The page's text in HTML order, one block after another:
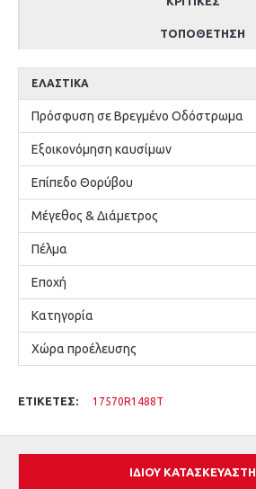
ΤΟΠΟΘΈΤΗΣΗ
ΕΛΑΣΤΙΚΆ
Πρόσφυση σε Βρεγμένο Οδόστρωμα
Εξοικονόμηση καυσίμων
Επίπεδο Θορύβου
Μέγεθος & Διάμετρος
Πέλμα
Εποχή
Κατηγορία
Χώρα προέλευσης
ΕΤΙΚΈΤΕΣ: 17570R1488T
ΊΔΙΟΥ ΚΑΤΑΣΚΕΥΑΣΤΉ